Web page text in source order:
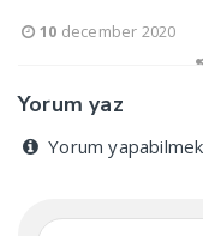
10 december 2020
Yorum yaz
Yorum